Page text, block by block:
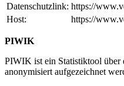
Datenschutzlink: https://
Host:
https://
PIWIK
PIWIK ist ein Statistiktool über
anonymisiert aufgezeichnet